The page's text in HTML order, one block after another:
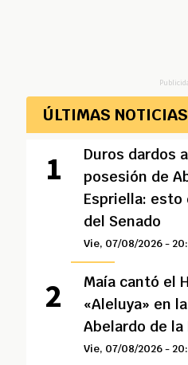
ÚLTIMAS NOTICIAS
Duros dardos
posesión de
Espriella:
del Senado
Vie, 07/08/2026 -
Maía cantó el
«Aleluya» en
Abelardo de la
Vie, 07/08/2026 -